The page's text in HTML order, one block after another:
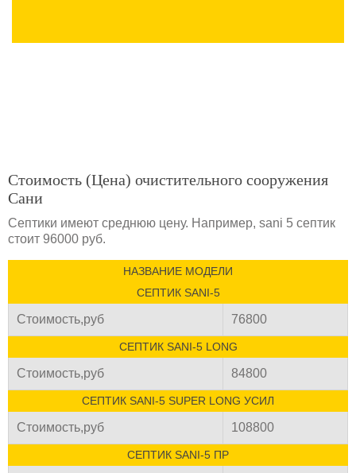
Стоимость (Цена) очистительного сооружения
Сани
Септики имеют среднюю цену. Например, sani 5 септик
стоит 96000 руб.
НАЗВАНИЕ МОДЕЛИ
СЕПТИК SANI-5
Стоимость,руб 76800
СЕПТИК SANI-5 LONG
Стоимость,руб 84800
СЕПТИК SANI-5 SUPER LONG УСИЛ
Стоимость,руб 108800
СЕПТИК SANI-5 ПР